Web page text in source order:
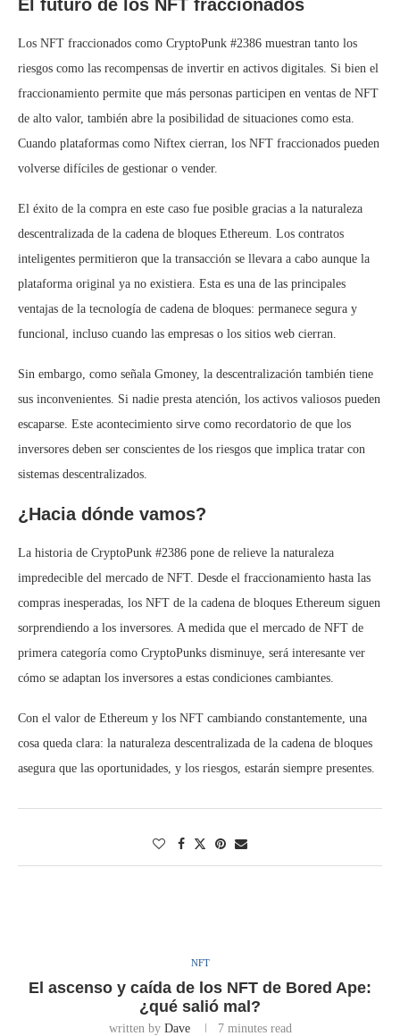
El futuro de los NFT fraccionados
Los NFT fraccionados como CryptoPunk #2386 muestran tanto los
riesgos como las recompensas de invertir en activos digitales. Si bien el
fraccionamiento permite que más personas participen en ventas de NFT
de alto valor, también abre la posibilidad de situaciones como esta.
Cuando plataformas como Niftex cierran, los NFT fraccionados pueden
volverse difíciles de gestionar o vender.
El éxito de la compra en este caso fue posible gracias a la naturaleza
descentralizada de la cadena de bloques Ethereum. Los contratos
inteligentes permitieron que la transacción se llevara a cabo aunque la
plataforma original ya no existiera. Esta es una de las principales
ventajas de la tecnología de cadena de bloques: permanece segura y
funcional, incluso cuando las empresas o los sitios web cierran.
Sin embargo, como señala Gmoney, la descentralización también tiene
sus inconvenientes. Si nadie presta atención, los activos valiosos pueden
escaparse. Este acontecimiento sirve como recordatorio de que los
inversores deben ser conscientes de los riesgos que implica tratar con
sistemas descentralizados.
¿Hacia dónde vamos?
La historia de CryptoPunk #2386 pone de relieve la naturaleza
impredecible del mercado de NFT. Desde el fraccionamiento hasta las
compras inesperadas, los NFT de la cadena de bloques Ethereum siguen
sorprendiendo a los inversores. A medida que el mercado de NFT de
primera categoría como CryptoPunks disminuye, será interesante ver
cómo se adaptan los inversores a estas condiciones cambiantes.
Con el valor de Ethereum y los NFT cambiando constantemente, una
cosa queda clara: la naturaleza descentralizada de la cadena de bloques
asegura que las oportunidades, y los riesgos, estarán siempre presentes.
NFT
El ascenso y caída de los NFT de Bored Ape:
¿qué salió mal?
written by Dave 7 minutes read